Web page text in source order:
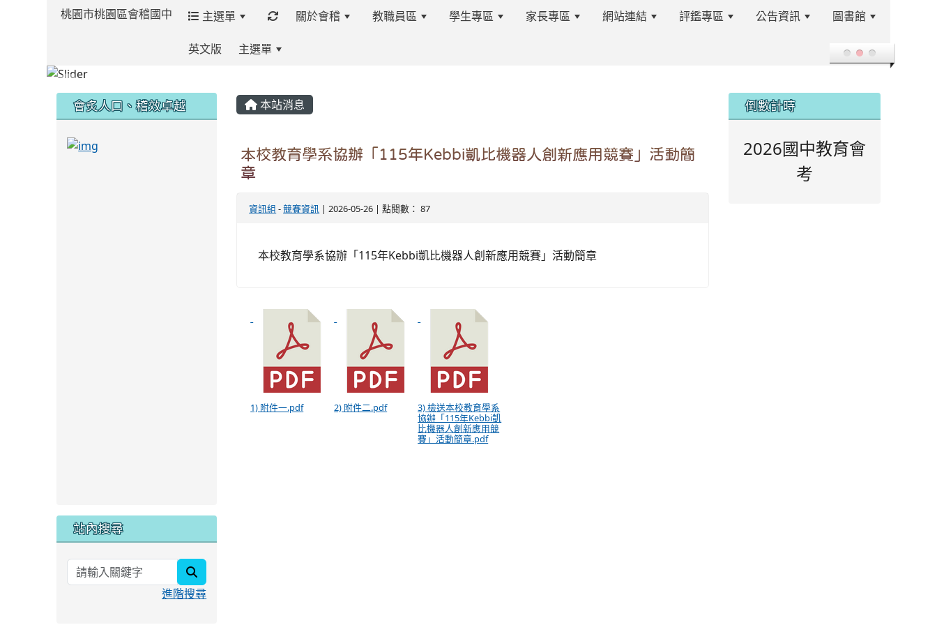
桃園市桃園區會稽國中 主選單 關於會稽 教職員區 學生專區 家長專區 網站連結 評鑑專區 公告資訊 圖書館
英文版 主選單 登入
本站消息
本校教育學系協辦「115年Kebbi凱比機器人創新應用競賽」活動簡
章
資訊組 -競賽資訊 | 2026-05-26 | 點閱數： 87
本校教育學系協辦「115年Kebbi凱比機器人創新應用競賽」活動簡章
1) 附件一.pdf 2) 附件二.pdf
3) 檢送本校教育學系
協辦「115年Kebbi凱
比機器人創新應用競
賽」活動簡章.pdf
會炙人口、稽效卓越
link to https://sites.google.com/kjjhs.tyc.edu.tw/kjjhsnews/%E9%A6%96%E9%A0%81
link to https://sites.google.com/kjjhs.tyc.edu.tw/kjjhsnews/%E9%A6%96%E9%A0%81
站內搜尋
進階搜尋
倒數計時
2026國中教育會
考